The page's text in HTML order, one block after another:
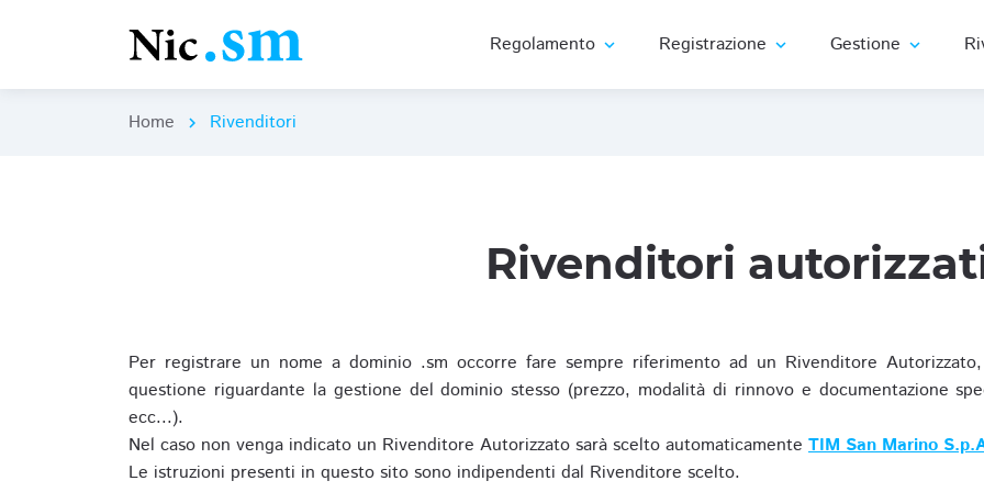
Regolamento expand_more Registrazione expand_more Gestione expand_more
Home chevron_right Rivenditori
Rivenditori
Per registrare un nome a dominio .sm occorre fare sempre riferimento ad un Rivenditore
questione riguardante la gestione del dominio stesso (prezzo, modalità di rinnovo e documentazione
ecc...).
Nel caso non venga indicato un Rivenditore Autorizzato sarà scelto automaticamente TIM San Marino
Le istruzioni presenti in questo sito sono indipendenti dal Rivenditore scelto.